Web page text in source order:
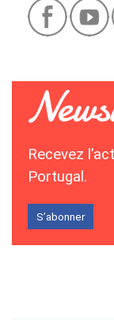
Recevez
Portugal.
S’abonner